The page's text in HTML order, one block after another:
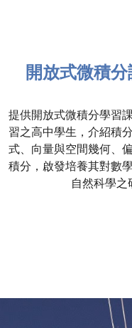
開放式微積
提供開放式微積分學習
習之高中學生，介紹積
式、向量與空間幾何、
積分，啟發培養其對數
自然科學之